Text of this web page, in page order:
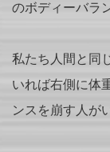
のボディーバラ
私たち人間と同
いれば右側に体
ンスを崩す人が